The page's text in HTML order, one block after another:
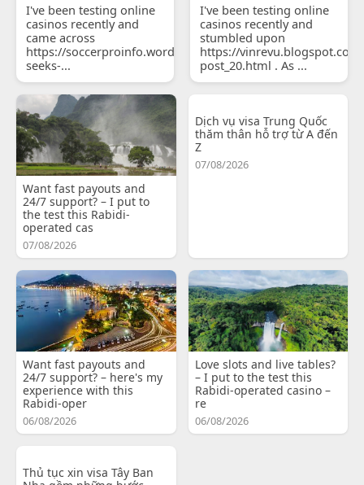
I've been testing online
casinos recently and
came across
https://soccerproinfo.wordpress.com/2026/07/11/courtois-
seeks-...
I've been testing online
casinos recently and
stumbled upon
https://
post_20.html . As ...
Want fast payouts and
24/7 support? – I put to
the test this Rabidi-
operated cas
07/08/2026
Dịch vụ visa Trung Quốc
thăm thân hỗ trợ từ A đến
Z
07/08/2026
Want fast payouts and
24/7 support? – here's my
experience with this
Rabidi-oper
06/08/2026
Love slots and live tables?
– I put to the test this
Rabidi-operated casino –
re
06/08/2026
Thủ tục xin visa Tây Ban